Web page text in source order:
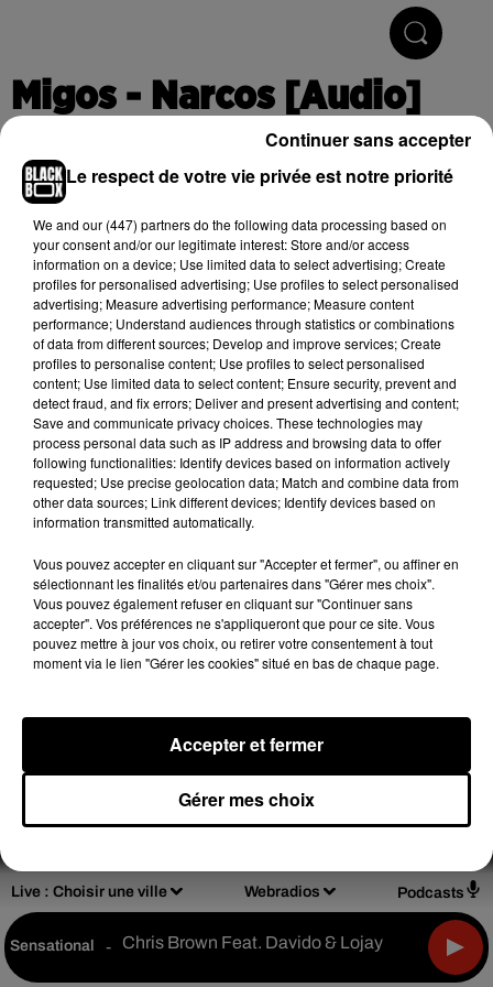
Live : Choisir une ville Webradios Podcasts
Sensational - Chris Brown Feat. Davido & Lojay
Migos - Narcos [Audio]
Publié : 15 février 2018 à 16h21
Cet élément est masqué compte-tenu du refus du
dépôt de cookies que vous avez exprimé. Si vous
souhaitez l'afficher, merci de nous donner votre accord
en cliquant sur le bouton ci-dessous.
Afficher l'élément
(C) 2018 Quality Control Music, LLC and UMG Recordings,
Inc.
DesignOlivier Varma
Règlements de jeux
Le respect de votre vie privée est notre priorité
We and our (447) partnersdo the following data processing based on
your consent and/or our legitimate interest: Store and/or access
information on a device; Use limited data to select advertising; Create
profiles for personalised advertising; Use profiles to select personalised
advertising; Measure advertising performance; Measure content
performance; Understand audiences through statistics or combinations
of data from different sources; Develop and improve services; Create
profiles to personalise content; Use profiles to select personalised
content; Use limited data to select content; Ensure security, prevent and
detect fraud, and fix errors; Deliver and present advertising and content;
Save and communicate privacy choices. These technologies may
process personal data such as IP address and browsing data to offer
following functionalities: Identify devices based on information actively
requested; Use precise geolocation data; Match and combine data from
other data sources; Link different devices; Identify devices based on
information transmitted automatically.
Vous pouvez accepter en cliquant sur "Accepter et fermer", ou affiner en
sélectionnant les finalités et/ou partenaires dans "Gérer mes choix".
Vous pouvez également refuser en cliquant sur "Continuer sans
accepter". Vos préférences ne s'appliqueront que pour ce site. Vous
pouvez mettre à jour vos choix, ou retirer votre consentement à tout
moment via le lien "Gérer les cookies" situé en bas de chaque page.
Gérer mes choix
Accepter et fermer
Continuer sans accepter